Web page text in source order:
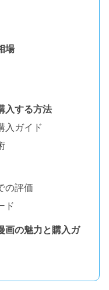
場
入する方法
入ガイド
の評価
ド
画の魅力と購入ガ